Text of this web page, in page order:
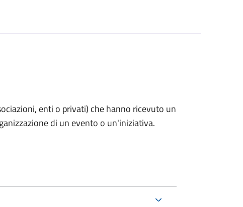
enti o privati) che hanno ricevuto un
di un evento o un'iniziativa.